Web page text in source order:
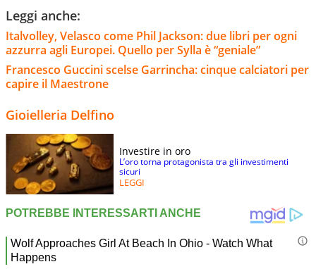
Leggi anche:
Italvolley, Velasco come Phil Jackson: due libri per ogni
azzurra agli Europei. Quello per Sylla è “geniale”
Francesco Guccini scelse Garrincha: cinque calciatori per
capire il Maestrone
Gioielleria Delfino
Investire in oro
L’oro torna protagonista tra gli investimenti
sicuri
LEGGI